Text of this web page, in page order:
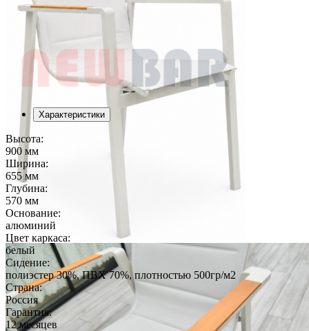
Характеристики
Высота:
900 мм
Ширина:
655 мм
Глубина:
570 мм
Основание:
алюминий
Цвет каркаса:
белый
Сидение:
полиэстер 30%, ПВХ 70%, плотностью 500гр/м2
Страна:
Россия
Гарантия:
12 месяцев